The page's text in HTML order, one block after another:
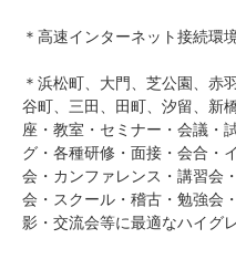
＊高速インターネット接続環
＊浜松町、大門、芝公園、赤
谷町、三田、田町、汐留、新
座・教室・セミナー・会議・
グ・各種研修・面接・会合・
会・カンファレンス・講習会
会・スクール・稽古・勉強会
影・交流会等に最適なハイグ